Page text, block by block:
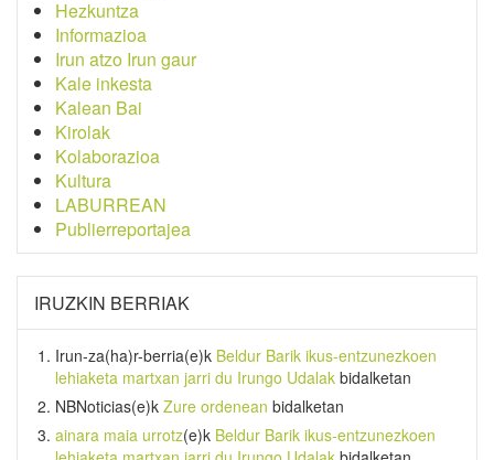
Hezkuntza
Informazioa
Irun atzo Irun gaur
Kale inkesta
Kalean Bai
Kirolak
Kolaborazioa
Kultura
LABURREAN
Publierreportajea
IRUZKIN BERRIAK
Irun-za(ha)r-berria(e)k Beldur Barik ikus-entzunezkoen
lehiaketa martxan jarri du Irungo Udalak bidalketan
NBNoticias(e)k Zure ordenean bidalketan
ainara maia urrotz(e)k Beldur Barik ikus-entzunezkoen